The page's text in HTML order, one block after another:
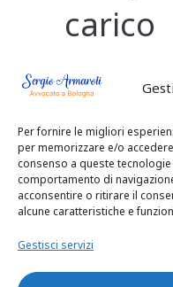
Per fornire le migliori
per memorizzare e/o
consenso a queste
comportamento di
acconsentire o ritirare il
alcune caratteristiche e
Gestisci servizi
loro
quindi,